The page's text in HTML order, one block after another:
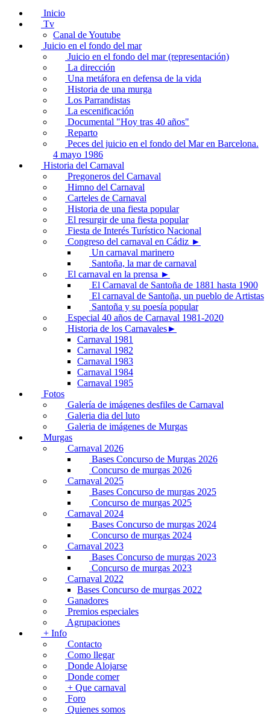
Inicio
Tv
Canal de Youtube
Juicio en el fondo del mar
Juicio en el fondo del mar (representación)
La dirección
Una metáfora en defensa de la vida
Historia de una murga
Los Parrandistas
La escenificación
Documental "Hoy tras 40 años"
Reparto
Peces del juicio en el fondo del Mar en Barcelona.
4 mayo 1986
Historia del Carnaval
Pregoneros del Carnaval
Himno del Carnaval
Carteles de Carnaval
Historia de una fiesta popular
El resurgir de una fiesta popular
Fiesta de Interés Turístico Nacional
Congreso del carnaval en Cádiz ►
Un carnaval marinero
Santoña, la mar de carnaval
El carnaval en la prensa ►
El Carnaval de Santoña de 1881 hasta 1900
El carnaval de Santoña, un pueblo de Artistas
Santoña y su poesía popular
Especial 40 años de Carnaval 1981-2020
Historia de los Carnavales►
Carnaval 1981
Carnaval 1982
Carnaval 1983
Carnaval 1984
Carnaval 1985
Fotos
Galería de imágenes desfiles de Carnaval
Galeria dia del luto
Galeria de imágenes de Murgas
Murgas
Carnaval 2026
Bases Concurso de Murgas 2026
Concurso de murgas 2026
Carnaval 2025
Bases Concurso de murgas 2025
Concurso de murgas 2025
Carnaval 2024
Bases Concurso de murgas 2024
Concurso de murgas 2024
Carnaval 2023
Bases Concurso de murgas 2023
Concurso de murgas 2023
Carnaval 2022
Bases Concurso de murgas 2022
Ganadores
Premios especiales
Agrupaciones
+ Info
Contacto
Como llegar
Donde Alojarse
Donde comer
+ Que carnaval
Foro
Quienes somos